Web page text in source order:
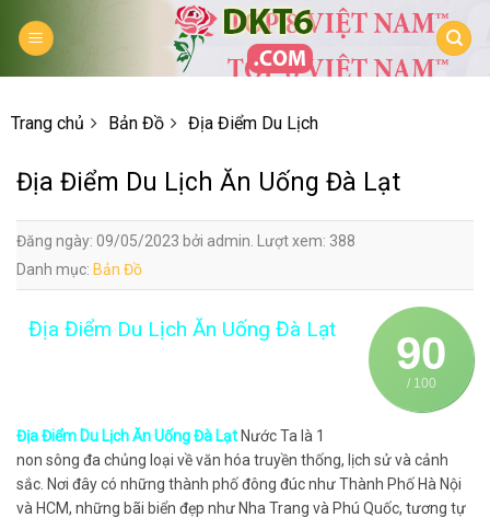
Trang chủ Bản Đồ Địa Điểm Du Lịch
Địa Điểm Du Lịch Ăn Uống Đà Lạt
Đăng ngày: 09/05/2023 bởi admin. Lượt xem: 388
Danh mục: Bản Đồ
90
/ 100
Địa Điểm Du Lịch Ăn Uống Đà Lạt
Địa Điểm Du Lịch Ăn Uống Đà LạtNước Ta là 1
non sông đa chủng loại về văn hóa truyền thống, lịch sử và cảnh
sắc. Nơi đây có những thành phố đông đúc như Thành Phố Hà Nội
và HCM, những bãi biển đẹp như Nha Trang và Phú Quốc, tương tự